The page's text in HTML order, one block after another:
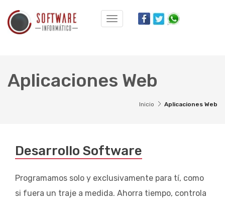
Desplegar
navegación
Aplicaciones Web
Inicio Aplicaciones Web
Desarrollo Software
Programamos solo y exclusivamente para tí, como
si fuera un traje a medida. Ahorra tiempo, controla